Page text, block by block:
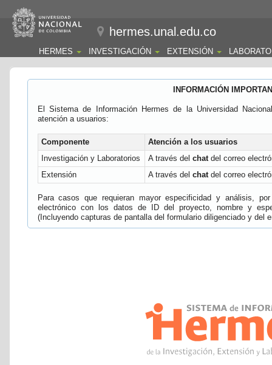
hermes.unal.edu.co
HERMES INVESTIGACIÓN EXTENSIÓN
INFORMACIÓN
El Sistema de Información Hermes de la Universidad
atención a usuarios:
Componente
Atención a los usuarios
Investigación y Laboratorios
A través del chatdel correo
Extensión
A través del chatdel correo
Para casos que requieran mayor especificidad y análisis,
electrónico con los datos de ID del proyecto, nombre y
(Incluyendo capturas de pantalla del formulario diligenciado y del